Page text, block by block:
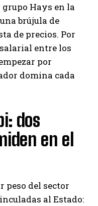
Hays en la
brújula de
de precios. Por
entre los
por
domina cada
dos
en el
peso del sector
al Estado: